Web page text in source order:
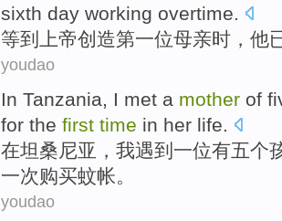
sixth day working overtime.
等到
上帝创造第一位母亲时， 他
youdao
In Tanzania, I met a mother of
for the first time in her life.
在坦桑尼亚 ， 我遇到 一位有五个
一次购买蚊帐。
youdao